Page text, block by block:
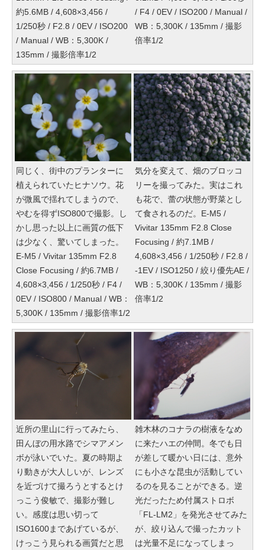
約5.6MB / 4,608×3,456 /
1/250秒 / F2.8 / 0EV / ISO200
/ Manual / WB：5,300K /
135mm / 撮影倍率1/2
/ F4 / 0EV / ISO200 / Manual /
WB：5,300K / 135mm / 撮影
倍率1/2
同じく、街中のプランターに
植えられていたヒナソウ。花
が微風で揺れてしまうので、
やむを得ずISO800で撮影。し
かし思った以上に画質の低下
は少なく、驚いてしまった。
E-M5 / Vivitar 135mm F2.8
Close Focusing / 約6.7MB /
4,608×3,456 / 1/250秒 / F4 /
0EV / ISO800 / Manual / WB：
5,300K / 135mm / 撮影倍率1/2
気分を変えて、畑のブロッコ
リーを撮ってみた。実はこれ
も花で、蕾の状態が野菜とし
て食されるのだ。E-M5 /
Vivitar 135mm F2.8 Close
Focusing / 約7.1MB /
4,608×3,456 / 1/250秒 / F2.8 /
-1EV / ISO1250 / 絞り優先AE /
WB：5,300K / 135mm / 撮影
倍率1/2
近所の里山に行ってみたら、
田んぼの用水路でシマアメン
ボが泳いでいた。夏の時期よ
り動きが大人しいが、レンズ
を近づけて撮ろうとするとけ
っこう俊敏で、撮影が難し
い。感度は思い切って
ISO1600まであげているが、
けっこう見られる画質だと思
雑木林のコナラの樹液をなめ
に来たハエの仲間。冬でも日
が差して暖かい日には、意外
にも小さな昆虫が活動してい
るのを見ることができる。逆
光だったため付属ストロボ
「FL-LM2」を発光させてみた
が、絞り込んで撮ったカット
は光量不足になってしまっ